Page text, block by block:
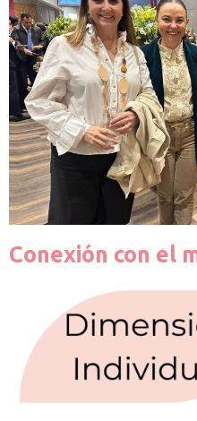
Conexión con el